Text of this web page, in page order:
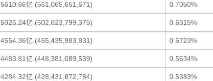
5610.66亿 (561,065,651,671) 0.7050%
5026.24亿 (502,623,799,375) 0.6315%
4554.36亿 (455,435,983,831) 0.5723%
4483.81亿 (448,381,089,539) 0.5634%
4284.32亿 (428,431,872,784) 0.5383%